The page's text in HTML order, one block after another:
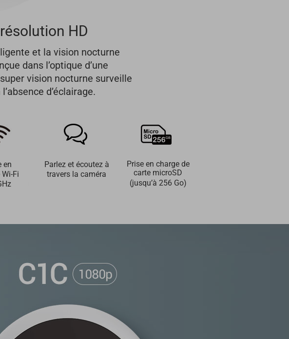
HD
et la vision nocturne
dans l’optique d’une
vision nocturne surveille
d’éclairage.
en
Fi
Parlez et écoutez à
travers la caméra
Prise en charge de
carte microSD
(jusqu’à 256 Go)